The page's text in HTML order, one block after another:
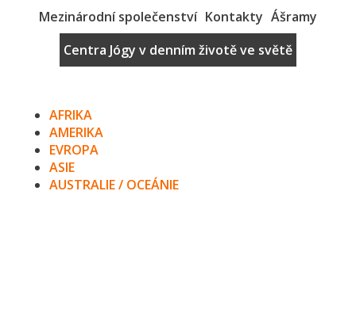
Mezinárodní společenství Kontakty Ášramy
Centra Jógy v denním životě ve světě
AFRIKA
AMERIKA
EVROPA
ASIE
AUSTRALIE / OCEÁNIE